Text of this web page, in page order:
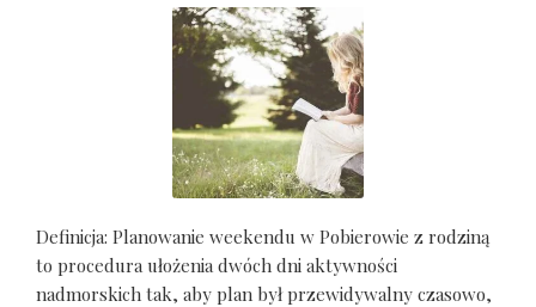
Definicja: Planowanie weekendu w Pobierowie z rodziną
to procedura ułożenia dwóch dni aktywności
nadmorskich tak, aby plan był przewidywalny czasowo,